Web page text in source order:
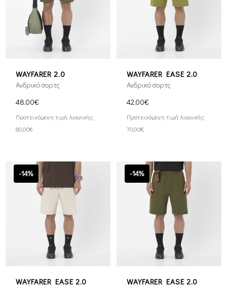
WAYFARER 2.0
Ανδρικό σορτς
48,00€
Προτεινόμενη τιμή λιανικής:
80,00€
WAYFARER EASE 2.0
Ανδρικό σορτς
42,00€
Προτεινόμενη τιμή λιανικής:
70,00€
-14%
WAYFARER EASE 2.0
-14%
WAYFARER EASE 2.0